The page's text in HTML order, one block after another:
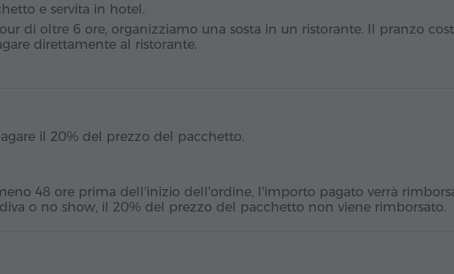
e servita in hotel.
di oltre 6 ore, organizziamo una sosta in un ristorante. Il pranzo
direttamente al ristorante.
il 20% del prezzo del pacchetto.
48 ore prima dell'inizio dell'ordine, l'importo pagato verrà
o no show, il 20% del prezzo del pacchetto non viene rimborsato.